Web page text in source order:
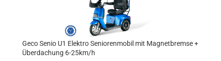
Geco Senio U1 Elektro Seniorenmobil mit Magnetbremse +
Überdachung 6-25km/h